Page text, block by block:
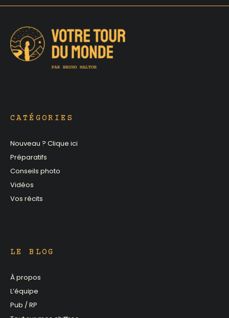
CATÉGORIES
Nouveau ? Clique ici
Préparatifs
Conseils photo
Vidéos
Vos récits
LE BLOG
À propos
L’équipe
Pub / RP